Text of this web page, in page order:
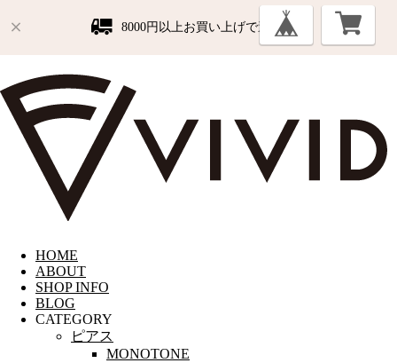
8000円以上お買い上げで送料無料
HOME
ABOUT
SHOP INFO
BLOG
CATEGORY
ピアス
MONOTONE